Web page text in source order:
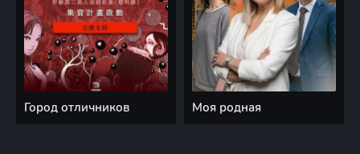
Город отличников Моя родная